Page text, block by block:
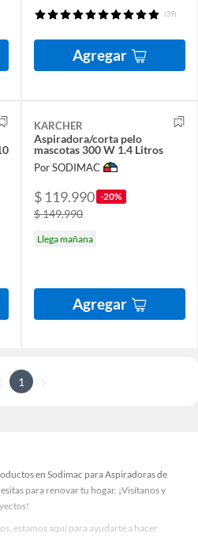
(39)
Agregar
KARCHER
Aspiradora/corta pelo
mascotas 300 W 1.4 Litros
Por SODIMAC
$ 119.990 -20%
$ 149.990
Llega mañana
Agregar
1
en Sodimac para Aspiradoras de
para renovar tu hogar. ¡Visítanos y
estamos aquí para ayudarte a hacer